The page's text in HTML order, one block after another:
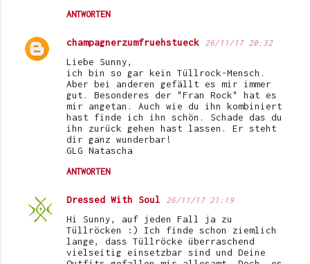
ANTWORTEN
champagnerzumfruehstueck 26/11/17 20:32
Liebe Sunny,
ich bin so gar kein Tüllrock-Mensch.
Aber bei anderen gefällt es mir immer
gut. Besonderes der "Fran Rock" hat es
mir angetan. Auch wie du ihn kombiniert
hast finde ich ihn schön. Schade das du
ihn zurück gehen hast lassen. Er steht
dir ganz wunderbar!
GLG Natascha
ANTWORTEN
Dressed With Soul 26/11/17 21:19
Hi Sunny, auf jeden Fall ja zu
Tüllröcken :) Ich finde schon ziemlich
lange, dass Tüllröcke überraschend
vielseitig einsetzbar sind und Deine